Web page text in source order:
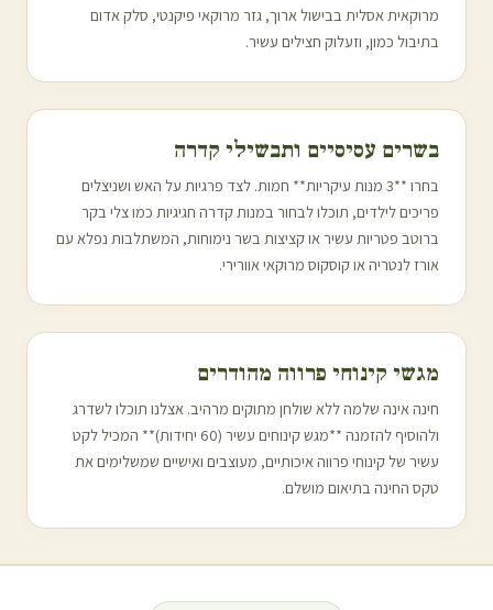
מרוקאית אסלית בבישול ארוך, גזר מרוקאי פיקנטי, סלק אדום
בתיבול כמון, וזעלוק חצילים עשיר.
בשרים עסיסיים ותבשילי קדרה
בחרו **3 מנות עיקריות** חמות. לצד פרגיות על האש ושניצלים
פריכים לילדים, תוכלו לבחור במנות קדרה חגיגיות כמו צלי בקר
ברוטב פטריות עשיר או קציצות בשר נימוחות, המשתלבות נפלא עם
אורז לנטריה או קוסקוס מרוקאי אוורירי.
מגשי קינוחי פרווה מהודרים
חינה אינה שלמה ללא שולחן מתוקים מרהיב. אצלנו תוכלו לשדרג
ולהוסיף להזמנה **מגש קינוחים עשיר (60 יחידות)** המכיל לקט
עשיר של קינוחי פרווה איכותיים, מעוצבים ואישיים שמשלימים את
טקס החינה בתיאום מושלם.